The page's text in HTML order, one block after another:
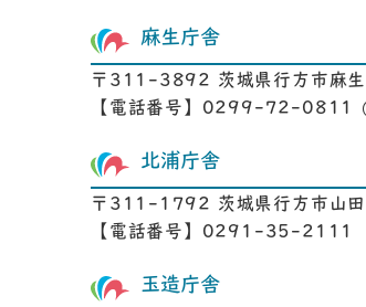
麻生庁舎
〒311-3892 茨城県行方市麻
【電話番号】0299-72-0811
北浦庁舎
〒311-1792 茨城県行方市山
【電話番号】0291-35-2111
玉造庁舎